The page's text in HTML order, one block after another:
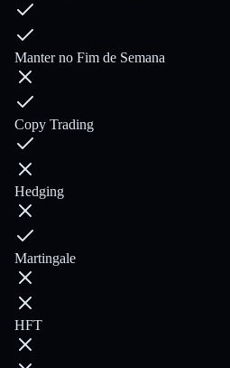
Manter no Fim de Semana
Copy Trading
Hedging
Martingale
HFT